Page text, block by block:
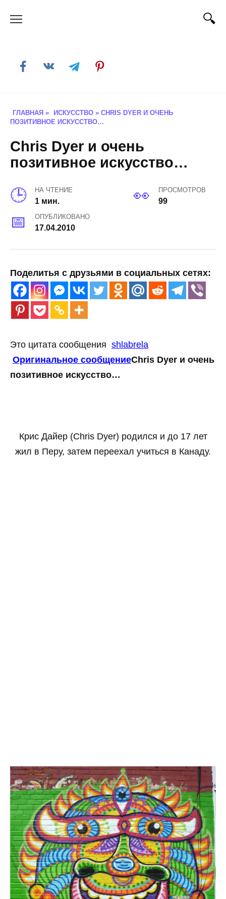
ГЛАВНАЯ » ИСКУССТВО » CHRIS DYER И ОЧЕНЬ
ПОЗИТИВНОЕ ИСКУССТВО…
Chris Dyer и очень
позитивное искусство…
НА ЧТЕНИЕ
1 мин.
ПРОСМОТРОВ
99
ОПУБЛИКОВАНО
17.04.2010
Поделитья с друзьями в социальных сетях:
Это цитата сообщения shlabrela
Оригинальное сообщениеChris Dyer и очень
позитивное искусство…
Крис Дайер (Chris Dyer) родился и до 17 лет
жил в Перу, затем переехал учиться в Канаду.